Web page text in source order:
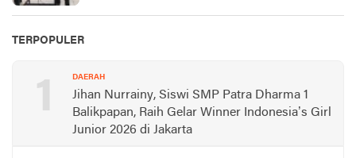
TERPOPULER
1 DAERAH
Jihan Nurrainy, Siswi SMP Patra Dharma 1
Balikpapan, Raih Gelar Winner Indonesia’s Girl
Junior 2026 di Jakarta